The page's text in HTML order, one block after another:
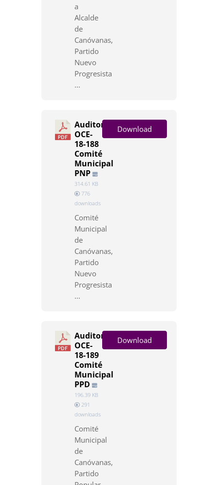
a
Alcalde
de
Canóvanas,
Partido
Nuevo
Progresista
...
Auditoría
OCE-
18-188
Comité
Municipal
PNP
314.61 KB
776
downloads
Comité
Municipal
de
Canóvanas,
Partido
Nuevo
Progresista
...
Download
Auditoría
OCE-
18-189
Comité
Municipal
PPD
196.39 KB
291
downloads
Comité
Municipal
de
Canóvanas,
Partido
Download